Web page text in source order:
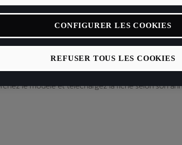
grâce aux fiches de secours CUPRA. Nous
à suivre en cas d'urgence, y compris en
le modèle et téléchargez la fiche selon son
REFUSER TOUS LES COOKIES
CONFIGURER LES COOKIES